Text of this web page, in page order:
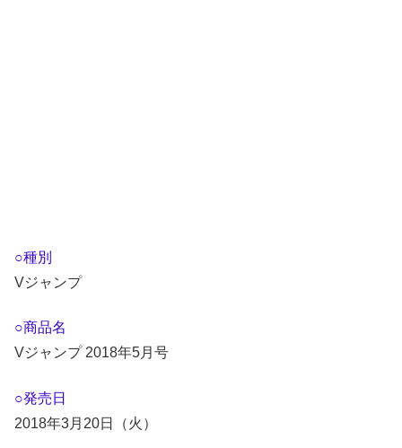
○種別
Vジャンプ
○商品名
Vジャンプ 2018年5月号
○発売日
2018年3月20日（火）